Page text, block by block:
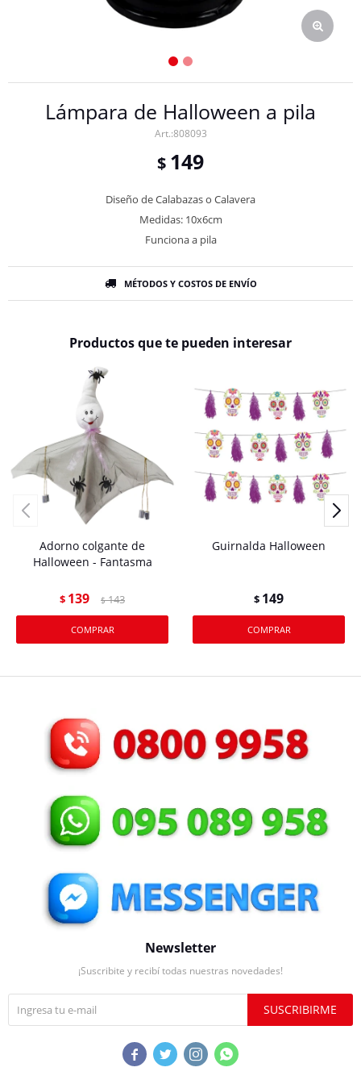
Lámpara de Halloween a pila
808093
$ 149
Diseño de Calabazas o Calavera
Medidas: 10x6cm
Funciona a pila
MÉTODOS Y COSTOS DE ENVÍO
Productos que te pueden interesar
Adorno colgante de
Halloween - Fantasma
$ 139 $ 143
Guirnalda Halloween
$ 149
Newsletter
¡Suscribite y recibí todas nuestras novedades!
SUSCRIBIRME
   